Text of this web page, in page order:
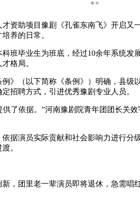
助项目豫剧《孔雀东南飞》开启又
养的日常。
毕业生为班底，经过10余年系统发
格局。
（以下简称《条例》）明确，县级
招聘方式，引进优秀豫剧专业人员。
依据。”河南豫剧院青年团团长关
演员实际贡献和社会影响力进行分
。
团里老一辈演员即将退休，急需唱